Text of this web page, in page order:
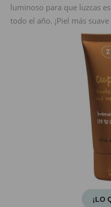
luminoso para que luzcas
todo el año. ¡Piel más
¡LO